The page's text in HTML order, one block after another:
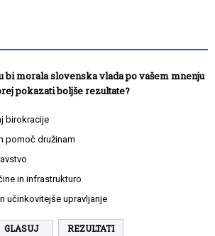
bi morala slovenska vlada po vašem mnenju
pokazati boljše rezultate?
birokracije
pomoč družinam
in infrastrukturo
učinkovitejše upravljanje
REZULTATI